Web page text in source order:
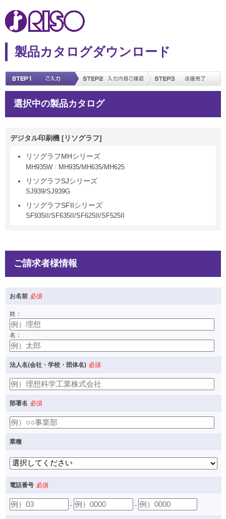
製品カタログダウンロード
選択中の製品カタログ
デジタル印刷機 [リソグラフ]
リソグラフMHシリーズ
MH935W MH935/MH635/MH625
リソグラフSJシリーズ
SJ939/SJ939G
リソグラフSFIIシリーズ
SF935II/SF635II/SF625II/SF525II
ご請求者様情報
お名前 必須
姓：
名：
法人名(会社・学校・団体名) 必須
部署名 必須
業種
電話番号 必須
- -